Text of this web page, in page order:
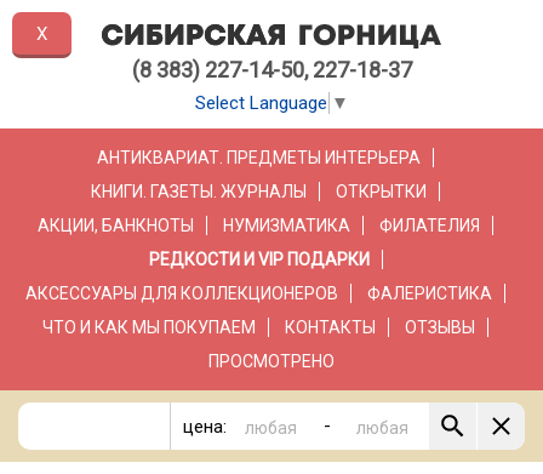
(8 383) 227-14-50, 227-18-37
Select Language ▼
АНТИКВАРИАТ. ПРЕДМЕТЫ ИНТЕРЬЕРА
КНИГИ. ГАЗЕТЫ. ЖУРНАЛЫ
ОТКРЫТКИ
АКЦИИ, БАНКНОТЫ
НУМИЗМАТИКА
ФИЛАТЕЛИЯ
РЕДКОСТИ И VIP ПОДАРКИ
АКСЕССУАРЫ ДЛЯ КОЛЛЕКЦИОНЕРОВ
ФАЛЕРИСТИКА
ЧТО И КАК МЫ ПОКУПАЕМ
КОНТАКТЫ
ОТЗЫВЫ
ПРОСМОТРЕНО
цена: -
X